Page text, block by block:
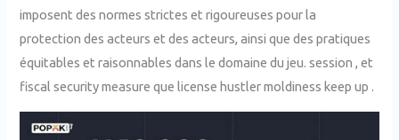
imposent des normes strictes et rigoureuses pour la
protection des acteurs et des acteurs, ainsi que des pratiques
équitables et raisonnables dans le domaine du jeu. session , et
fiscal security measure que license hustler moldiness keep up .